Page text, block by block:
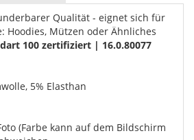
Qualität - eignet sich für
Hoodies, Mützen oder Ähnliches
100 zertifiziert | 16.0.80077
5% Elasthan
(Farbe kann auf dem Bildschirm